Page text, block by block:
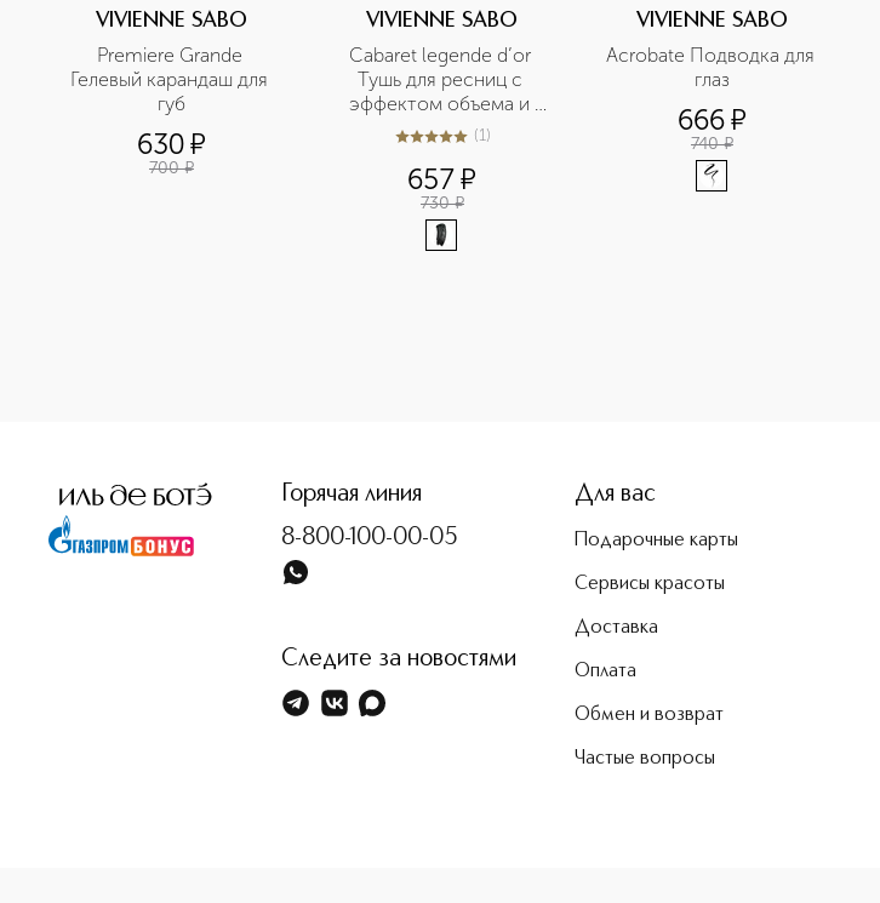
VIVIENNE SABO
Premiere Grande
Гелевый карандаш для
губ
630¤
700 ¤
VIVIENNE SABO
Cabaret legende d’or
Тушь для ресниц с
эффектом объема и
удлинения
5из 51 (1)
657¤
730 ¤
VIVIENNE SABO
Acrobate Подводка для
глаз
666¤
740 ¤
Горячая линия
8-800-100-00-05
Следите за новостями
Для вас
Подарочные карты
Сервисы красоты
Доставка
Оплата
Обмен и возврат
Частые вопросы